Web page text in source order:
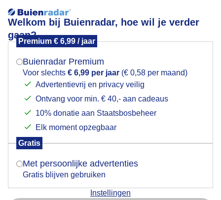
Welkom bij Buienradar, hoe wil je verder
gaan?
Premium € 6,99 / jaar
Buienradar Premium
Voor slechts € 6,99 per jaar (€ 0,58 per maand)
Advertentievrij en privacy veilig
Ontvang voor min. € 40,- aan cadeaus
10% donatie aan Staatsbosbeheer
Elk moment opzegbaar
Gratis
Met persoonlijke advertenties
Gratis blijven gebruiken
Instellingen
FW: Zonnenhalo bij Hoogeveen
Mogen we je locatie gebruiken voor het
Indien je hier nog geen akkoord op hebt gegeven,
verschijnt er zo een pop-up uit je browser waarin
Is goed, toon de popup
Nu niet, misschien later